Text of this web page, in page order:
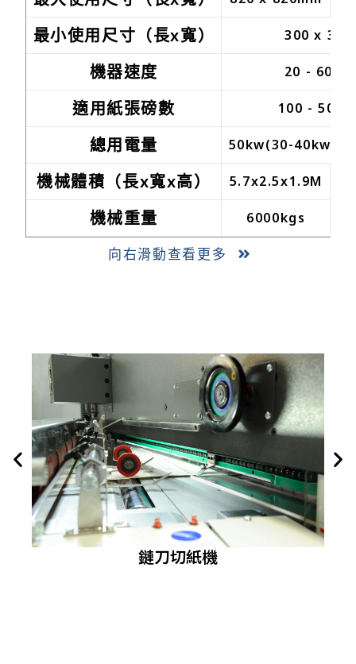
最小使用尺寸（長x寬） 300 x
機器速度 20 - 60m/
適用紙張磅數 100 - 500
總用電量 50kw(30-40kw
機械體積（長x寬x高） 5.7x2.5x1.9M
機械重量 6000kgs
向右滑動查看更多
鏈刀切紙機